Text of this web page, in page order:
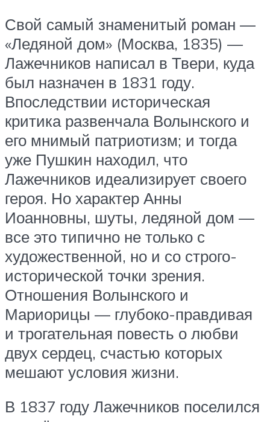
Свой самый знаменитый роман —
«Ледяной дом» (Москва, 1835) —
Лажечников написал в Твери, куда
был назначен в 1831 году.
Впоследствии историческая
критика развенчала Волынского и
его мнимый патриотизм; и тогда
уже Пушкин находил, что
Лажечников идеализирует своего
героя. Но характер Анны
Иоанновны, шуты, ледяной дом —
все это типично не только с
художественной, но и со строго-
исторической точки зрения.
Отношения Волынского и
Мариорицы — глубоко-правдивая
и трогательная повесть о любви
двух сердец, счастью которых
мешают условия жизни.
В 1837 году Лажечников поселился